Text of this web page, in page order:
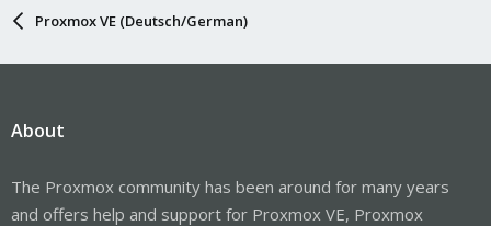
Proxmox VE (Deutsch/German)
About
The Proxmox community has been around for many years
and offers help and support for Proxmox VE, Proxmox